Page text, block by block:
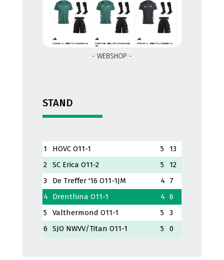
- WEBSHOP -
STAND
1 HOVC O11-1 5
13
2
SC Erica O11-2 5
12
3
De Treffer '16 O11-1JM 4
7
4
Drenthina O11-1 4 6
5
Valthermond O11-1 5
3
6 SJO NWVV/Titan O11-1 5 0